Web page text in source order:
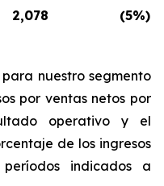
2,078 (5%)
nuestro segmento
por ventas netos por
operativo y el
de los ingresos
indicados a